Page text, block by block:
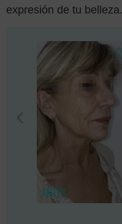
expresión de tu belleza.